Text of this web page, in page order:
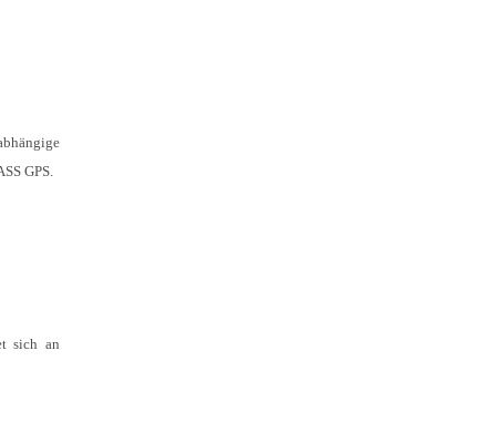
GPS.
sich an